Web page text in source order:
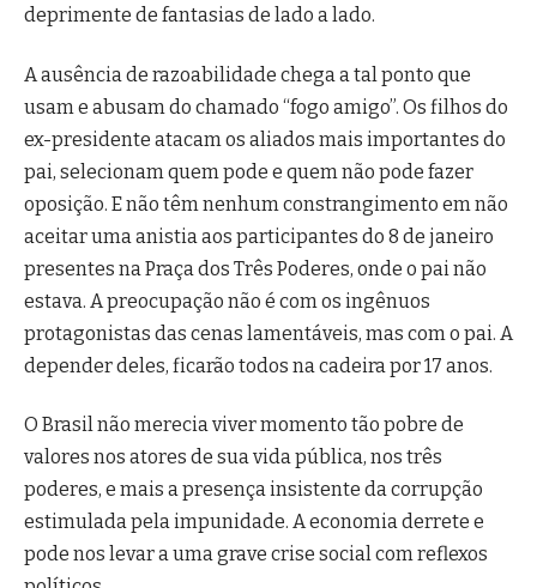
deprimente de fantasias de lado a lado.
A ausência de razoabilidade chega a tal ponto que
usam e abusam do chamado “fogo amigo”. Os filhos do
ex-presidente atacam os aliados mais importantes do
pai, selecionam quem pode e quem não pode fazer
oposição. E não têm nenhum constrangimento em não
aceitar uma anistia aos participantes do 8 de janeiro
presentes na Praça dos Três Poderes, onde o pai não
estava. A preocupação não é com os ingênuos
protagonistas das cenas lamentáveis, mas com o pai. A
depender deles, ficarão todos na cadeira por 17 anos.
O Brasil não merecia viver momento tão pobre de
valores nos atores de sua vida pública, nos três
poderes, e mais a presença insistente da corrupção
estimulada pela impunidade. A economia derrete e
pode nos levar a uma grave crise social com reflexos